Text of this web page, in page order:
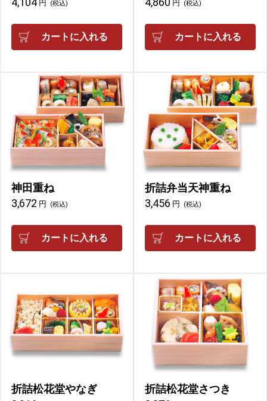
円 (税込)
カートに入れる
円 (税込)
カートに入れる
神田重ね
3,672 円 (税込)
カートに入れる
折詰弁当天神重ね
3,456 円 (税込)
カートに入れる
折詰松花堂やなぎ
折詰松花堂さつき